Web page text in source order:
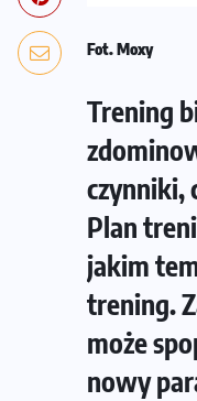
Fot. Moxy
Trening
czynniki,
Plan
jakim
trening.
może
nowy